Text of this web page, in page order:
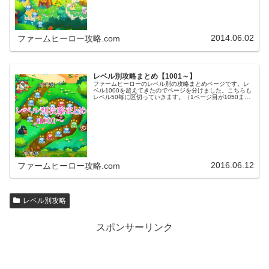
ファームヒーロー攻略.com 2014.06.02
レベル別攻略まとめ【1001～】
ファームヒーローのレベル別の攻略まとめページです。レ
ベル1000を超えてきたのでページを分けました。こちらも
レベル50毎に区切っていきます。（1ページ目が1050ま
ファームヒーロー攻略.com 2016.06.12
レベル別攻略
スポンサーリンク